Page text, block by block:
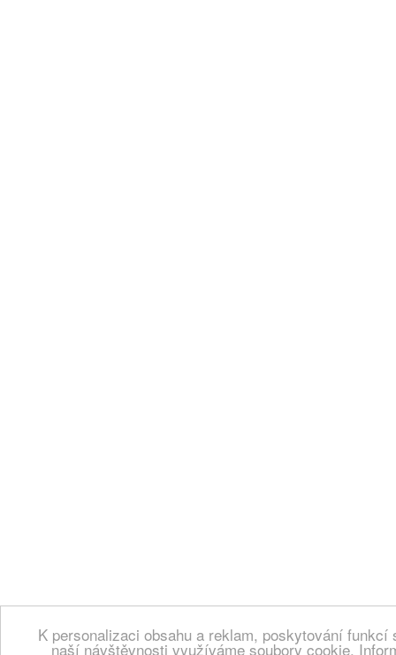
K personalizaci obsahu a reklam, poskytování
naší návštěvnosti využíváme soubory cookie.